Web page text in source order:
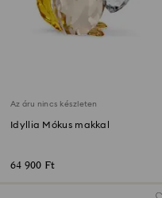
Az áru nincs készleten
Idyllia Mókus makkal
64 900 Ft